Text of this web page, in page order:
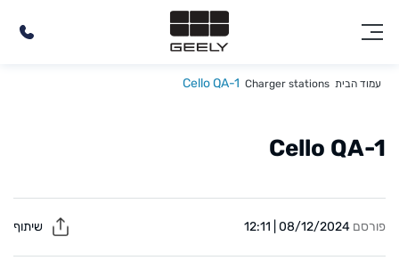
עמוד הבית Charger stations
Cello QA-1
Cello QA-1
פורסם 08/12/2024 | 12:11